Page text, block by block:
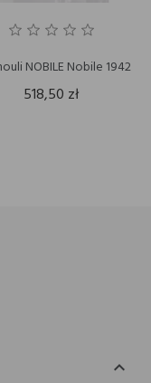
NOBILE Nobile 1942
518,50 zł
